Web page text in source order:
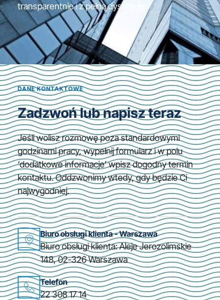
transparentnie i z pełną dyskrecją
DANE KONTAKTOWE
Zadzwoń lub napisz teraz
Jeśli wolisz rozmowę poza standardowymi
godzinami pracy, wypełnij formularz i w polu
‘dodatkowe informacje’ wpisz dogodny termin
kontaktu. Oddzwonimy wtedy, gdy będzie Ci
najwygodniej.
Biuro obsługi klienta - Warszawa
Biuro obsługi klienta: Aleje Jerozolimskie
148, 02-326 Warszawa
Telefon
22 308 17 14